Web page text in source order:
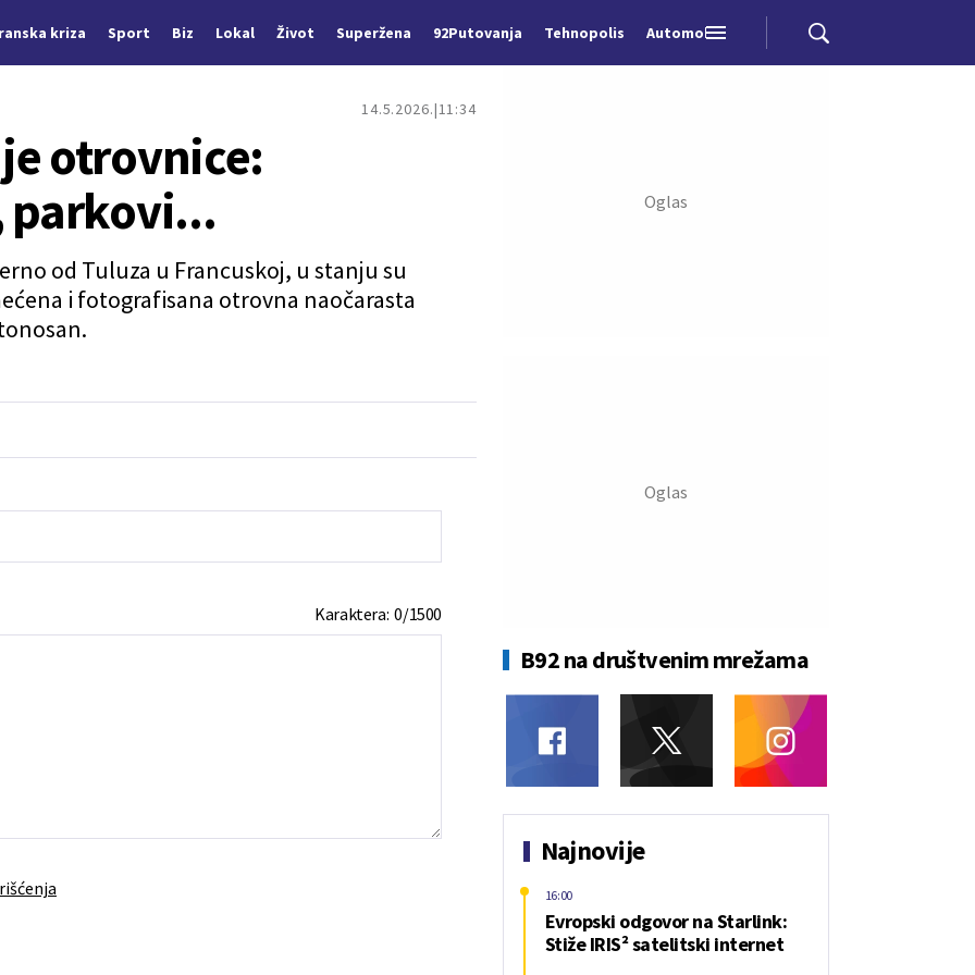
kriza Sport Biz Lokal Život Superžena 92Putovanja Tehnopolis Automobili
14.5.2026. 11:34
otrovnice:
parkovi...
od Tuluza u Francuskoj, u stanju su
i fotografisana otrovna naočarasta
Karaktera:0/1500
B92 na društvenim mrežama
Najnovije
Evropski odgovor na Starlink:
Stiže IRIS² satelitski internet
16:00